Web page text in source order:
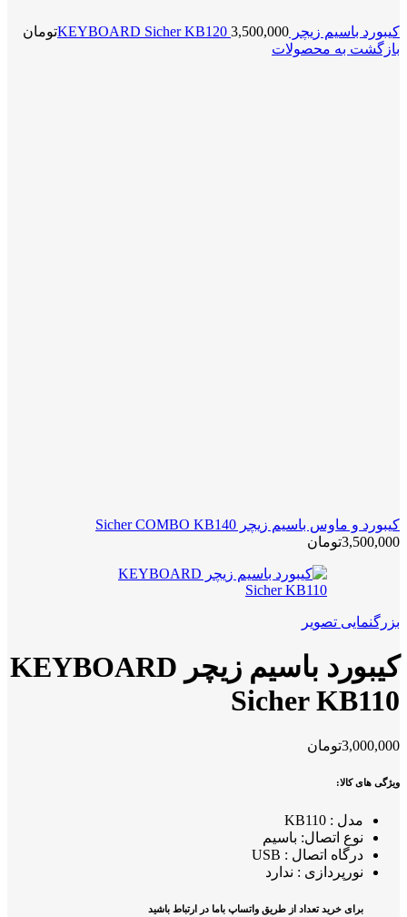
کیبورد باسیم زیچر KEYBOARD Sicher KB120 3,500,000
تومان
بازگشت به محصولات
کیبورد و ماوس باسیم زیچر Sicher COMBO KB140
3,500,000تومان
بزرگنمایی تصویر
کیبورد باسیم زیچر KEYBOARD
Sicher KB110
3,000,000تومان
ویژگی های کالا:
مدل : KB110
نوع اتصال: باسیم
درگاه اتصال : USB
نورپردازی : ندارد
برای خرید تعداد از طریق واتساپ باما در ارتباط باشید